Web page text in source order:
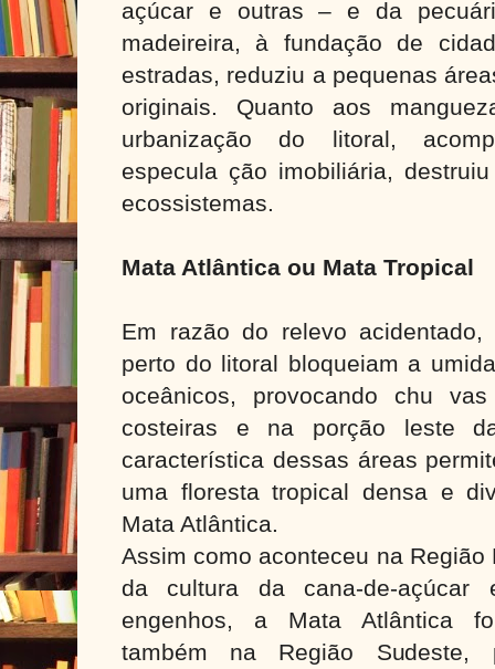
açúcar e outras – e da
madeireira, à fundação de
estradas, reduziu a pequenas
originais. Quanto aos
urbanização do litoral,
especula ção imobiliária,
ecossistemas.
Mata Atlântica ou Mata Tropical
Em razão do relevo
perto do litoral bloqueiam a
oceânicos, provocando chu
costeiras e na porção leste
característica dessas áreas
uma floresta tropical densa e
Mata Atlântica.
Assim como aconteceu na
da cultura da cana-de-açúcar
engenhos, a Mata Atlântica
também na Região Sudeste,